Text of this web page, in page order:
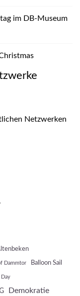
im DB-Museum
Netzwerken
Dammtor Balloon Sail
Demokratie